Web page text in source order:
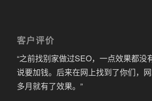
客户评价
“之前找别家做过SEO，一点效果都没
说要加钱。后来在网上找到了你们，
多月就有了效果。”